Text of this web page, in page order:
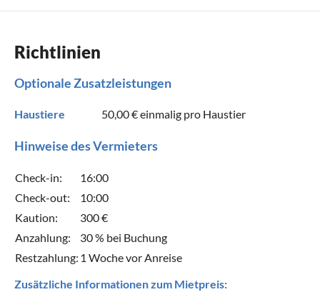
Richtlinien
Optionale Zusatzleistungen
Haustiere 50,00 €einmalig pro Haustier
Hinweise des Vermieters
Check-in:
16:00
Check-out:
10:00
Kaution:
300 €
Anzahlung:
30 % bei Buchung
Restzahlung: 1 Woche vor Anreise
Zusätzliche Informationen zum Mietpreis: